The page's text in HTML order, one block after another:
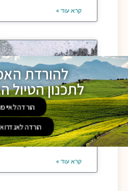
קרא עוד »
אומגה מעל
קרא עוד »
להורדת
לתכנון
הורדה לאייפון
הורדה